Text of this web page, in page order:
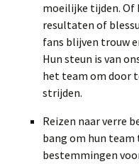
moeilijke tijden.
resultaten of
fans blijven trouw
Hun steun is van
het team om door
strijden.
Reizen naar verre
bang om hun team
bestemmingen